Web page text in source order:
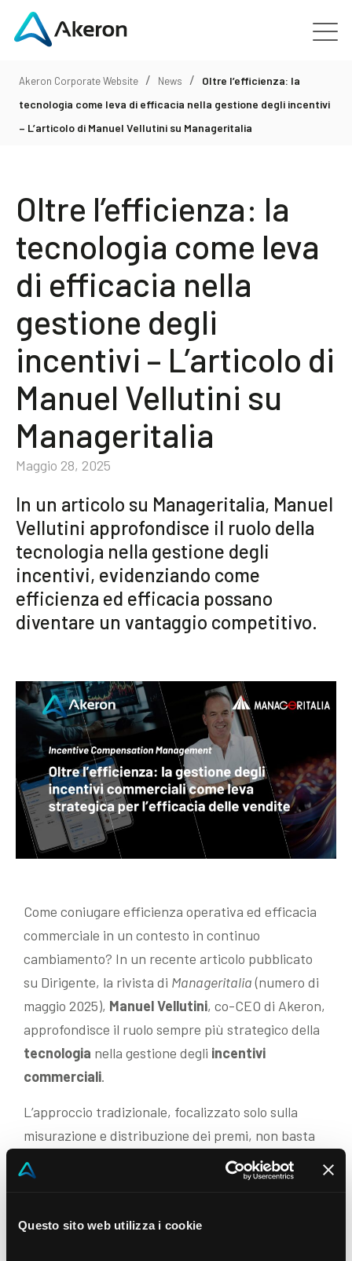
Questo sito web utilizza i cookie
Piattaforme
Chi siamo
Le persone
News
Contattaci
Community
Akeron Corporate Website / News /
Oltre l’efficienza: la
tecnologia come leva di efficacia nella gestione degli incentivi
– L’articolo di Manuel Vellutini su Manageritalia
Oltre l’efficienza: la
tecnologia come leva
di efficacia nella
gestione degli
incentivi – L’articolo di
Manuel Vellutini su
Manageritalia
Maggio 28, 2025
In un articolo su Manageritalia, Manuel
Vellutini approfondisce il ruolo della
tecnologia nella gestione degli
incentivi, evidenziando come
efficienza ed efficacia possano
diventare un vantaggio competitivo.
Come coniugare efficienza operativa ed efficacia
commerciale in un contesto in continuo
cambiamento? In un recente articolo pubblicato
su Dirigente, la rivista di Manageritalia(numero di
maggio 2025), Manuel Vellutini, co-CEO di Akeron,
approfondisce il ruolo sempre più strategico della
tecnologia nella gestione degli incentivi
commerciali.
L’approccio tradizionale, focalizzato solo sulla
misurazione e distribuzione dei premi, non basta
più: oggi le aziende devono puntare su soluzioni
intelligenti e integrate, capaci non solo di gestire i
i comportamenti della forza vendita verso risultati